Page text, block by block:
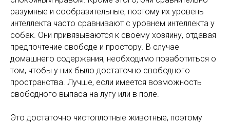
разумные и сообразительные, поэтому их уровень
интеллекта часто сравнивают с уровнем интеллекта у
собак. Они привязываются к своему хозяину, отдавая
предпочтение свободе и простору. В случае
домашнего содержания, необходимо позаботиться о
том, чтобы у них было достаточно свободного
пространства. Лучше, если имеется возможность
свободного выпаса на лугу или в поле.
Это достаточно чистоплотные животные, поэтому